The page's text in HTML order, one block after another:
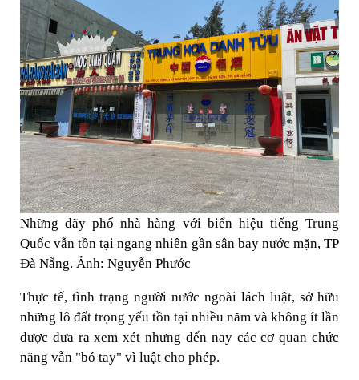
Những dãy phố nhà hàng với biển hiệu tiếng Trung
Quốc vẫn tồn tại ngang nhiên gần sân bay nước mặn, TP
Đà Nẵng. Ảnh: Nguyễn Phước
Thực tế, tình trạng người nước ngoài lách luật, sở hữu
những lô đất trọng yếu tồn tại nhiều năm và không ít lần
được đưa ra xem xét nhưng đến nay các cơ quan chức
năng vẫn "bó tay" vì luật cho phép.